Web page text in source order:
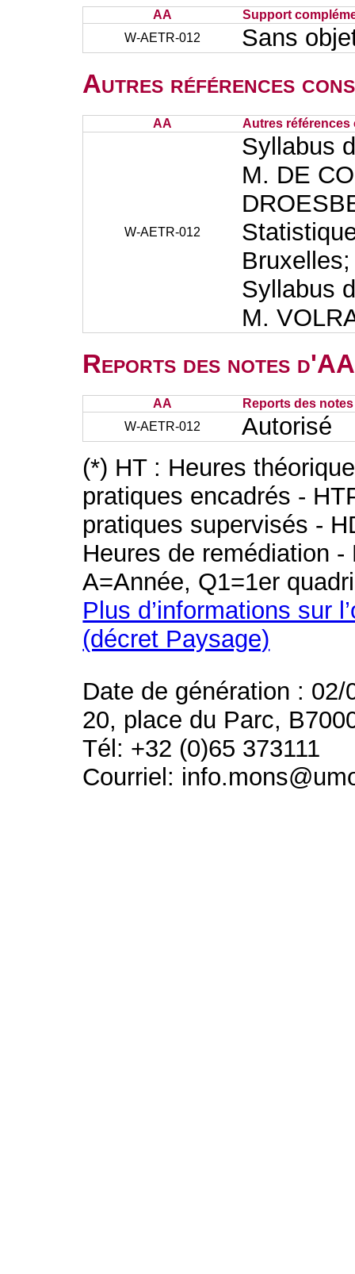
AA
Support
W-AETR-012
Sans
Autres références
AA Autres références
W-AETR-012
Syllabus
M. DE
Syllabus
M.
Reports des notes
AA
Reports des
W-AETR-012
Autorisé
(*) HT : Heures
pratiques encadrés -
pratiques supervisés -
Heures de remédiation
A=Année, Q1=1er
Plus d’informations sur
(décret Paysage)
Date de génération : 02/
20, place du Parc,
Tél: +32 (0)65 373111
Courriel: